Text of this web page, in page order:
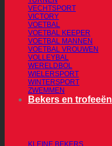
VECHTSPORT
VICTORY
VOETBAL
VOETBAL KEEPER
VOETBAL MANNEN
VOETBAL VROUWEN
VOLLEYBAL
WERELDBOL
WIELERSPORT
WINTERSPORT
ZWEMMEN
Bekers en trofeeën
KLEINE BEKERS